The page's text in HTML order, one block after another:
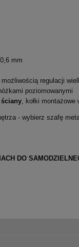
mm
regulacji
poziomowanymi
, kołki
- wybierz szafę
DO